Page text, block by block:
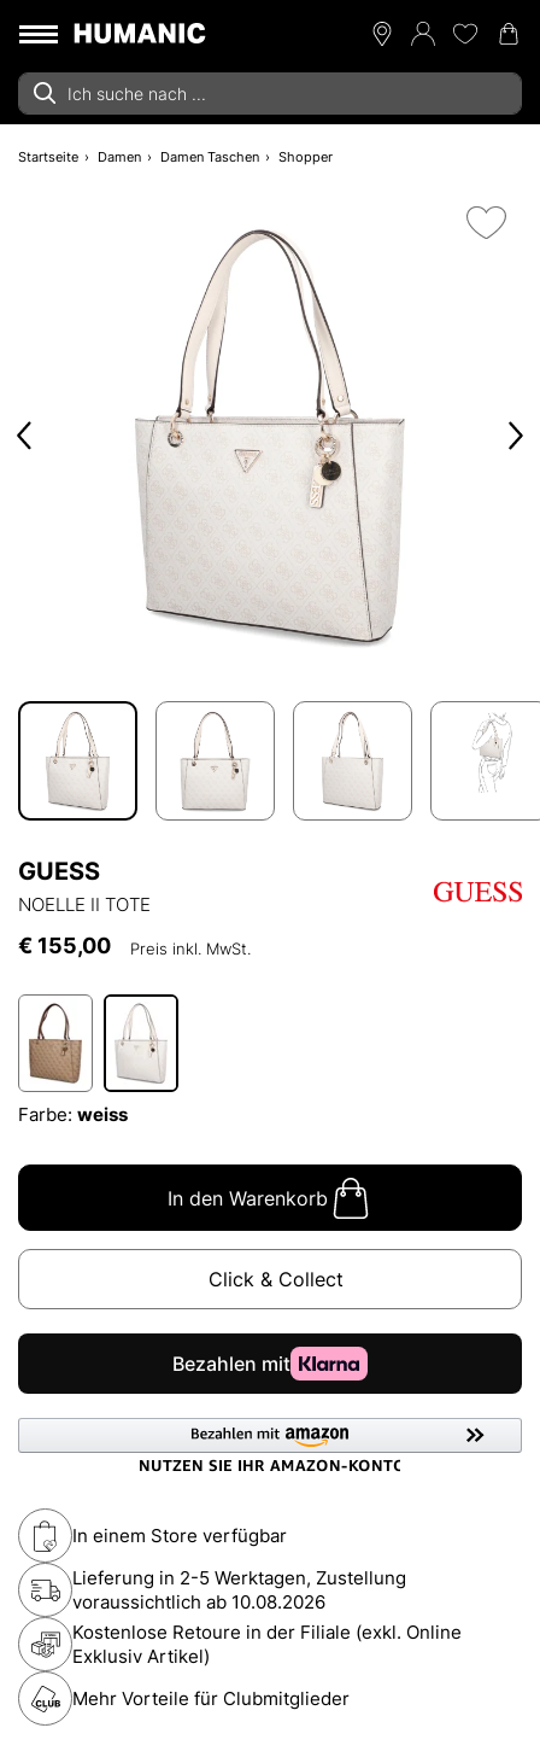
Startseite Damen Damen Taschen Shopper
GUESS
NOELLE II TOTE
€ 155,00 Preis inkl. MwSt.
Farbe: weiss
In den Warenkorb
Click & Collect
In einem Store verfügbar
Lieferung in 2-5 Werktagen, Zustellung
voraussichtlich ab 10.08.2026
Kostenlose Retoure in der Filiale (exkl. Online
Exklusiv Artikel)
Mehr Vorteile für Clubmitglieder